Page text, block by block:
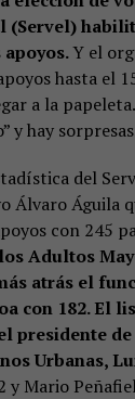
(Servel)
Y el
hasta el
a la
y hay
del
Álvaro Águila
con 245
Adultos
atrás el
con 182. El
presidente
Urbanas,
y Mario